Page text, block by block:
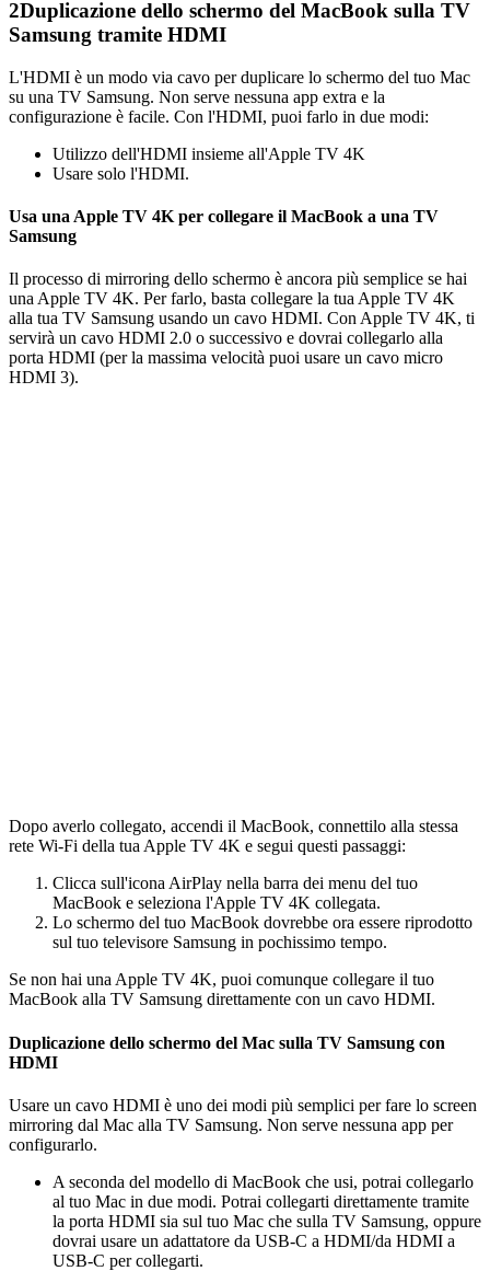
2Duplicazione dello schermo del MacBook sulla TV
Samsung tramite HDMI
L'HDMI è un modo via cavo per duplicare lo schermo del tuo Mac
su una TV Samsung. Non serve nessuna app extra e la
configurazione è facile. Con l'HDMI, puoi farlo in due modi:
Utilizzo dell'HDMI insieme all'Apple TV 4K
Usare solo l'HDMI.
Usa una Apple TV 4K per collegare il MacBook a una TV
Samsung
Il processo di mirroring dello schermo è ancora più semplice se hai
una Apple TV 4K. Per farlo, basta collegare la tua Apple TV 4K
alla tua TV Samsung usando un cavo HDMI. Con Apple TV 4K, ti
servirà un cavo HDMI 2.0 o successivo e dovrai collegarlo alla
porta HDMI (per la massima velocità puoi usare un cavo micro
HDMI 3).
Dopo averlo collegato, accendi il MacBook, connettilo alla stessa
rete Wi-Fi della tua Apple TV 4K e segui questi passaggi:
Clicca sull'icona AirPlay nella barra dei menu del tuo
MacBook e seleziona l'Apple TV 4K collegata.
Lo schermo del tuo MacBook dovrebbe ora essere riprodotto
sul tuo televisore Samsung in pochissimo tempo.
Se non hai una Apple TV 4K, puoi comunque collegare il tuo
MacBook alla TV Samsung direttamente con un cavo HDMI.
Duplicazione dello schermo del Mac sulla TV Samsung con
HDMI
Usare un cavo HDMI è uno dei modi più semplici per fare lo screen
mirroring dal Mac alla TV Samsung. Non serve nessuna app per
configurarlo.
A seconda del modello di MacBook che usi, potrai collegarlo
al tuo Mac in due modi. Potrai collegarti direttamente tramite
la porta HDMI sia sul tuo Mac che sulla TV Samsung, oppure
dovrai usare un adattatore da USB-C a HDMI/da HDMI a
USB-C per collegarti.